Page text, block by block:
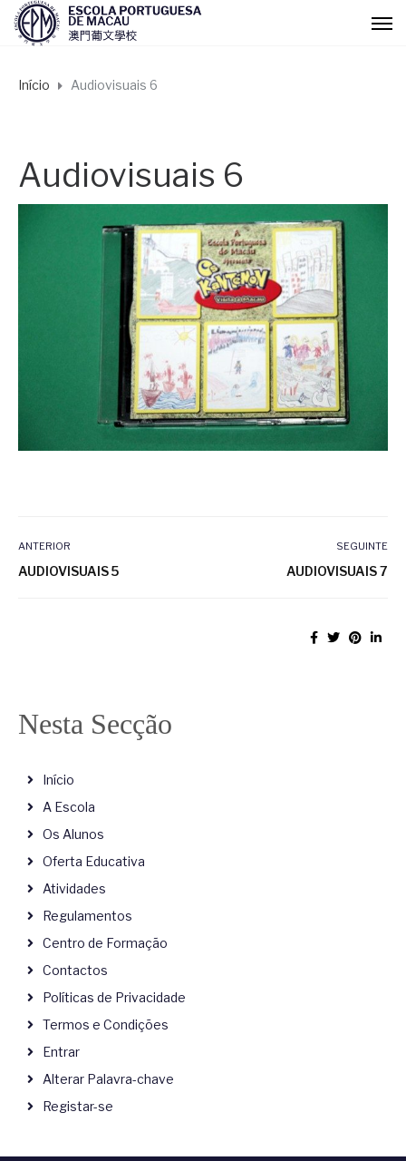
Início Audiovisuais 6
Audiovisuais 6
ANTERIOR
AUDIOVISUAIS 5
SEGUINTE
AUDIOVISUAIS 7
Nesta Secção
Início
A Escola
Os Alunos
Oferta Educativa
Atividades
Regulamentos
Centro de Formação
Contactos
Políticas de Privacidade
Termos e Condições
Entrar
Alterar Palavra-chave
Registar-se